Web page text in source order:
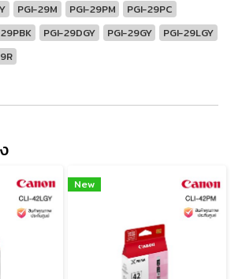
PGI-29M PGI-29PM
PGI-29PC
PGI-29DGY PGI-29GY
PGI-29LGY
New